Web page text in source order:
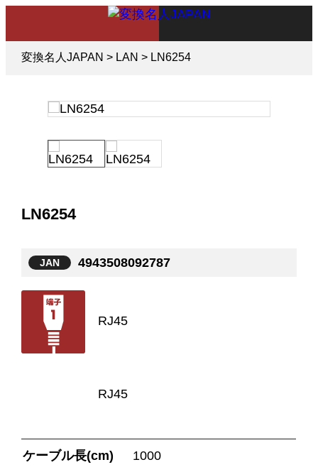
変換名人JAPAN > LAN > LN6254
LN6254
4943508092787
RJ45
RJ45
ケーブル長(cm) 1000